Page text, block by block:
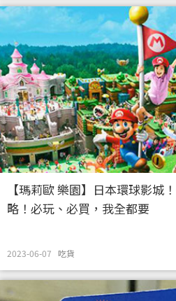
【瑪莉歐 樂園】日本環球影城
略！必玩、必買，我全都要
2023-06-07 吃貨